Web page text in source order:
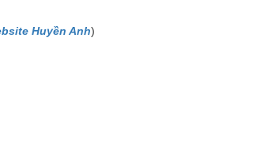
Huyền Anh)